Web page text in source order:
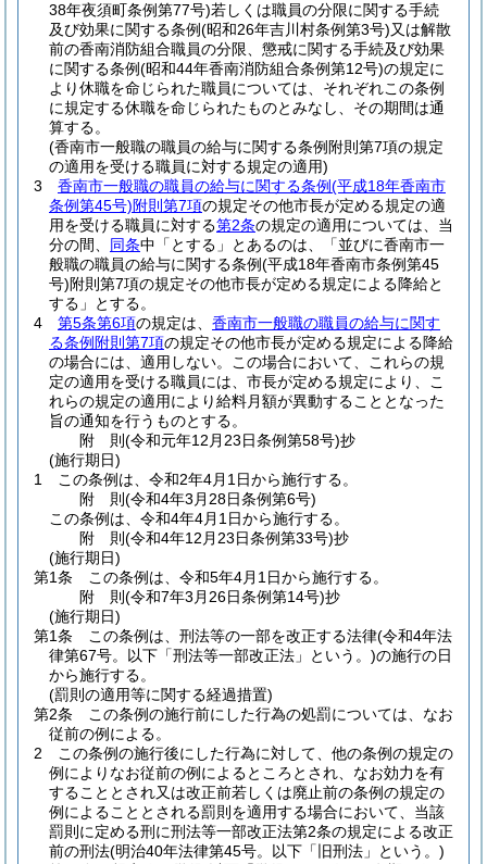
38年夜須町条例第77号)若しくは職員の分限に関する手続
及び効果に関する条例(昭和26年吉川村条例第3号)又は解散
前の香南消防組合職員の分限、懲戒に関する手続及び効果
に関する条例(昭和44年香南消防組合条例第12号)の規定に
より休職を命じられた職員については、それぞれこの条例
に規定する休職を命じられたものとみなし、その期間は通
算する。
(香南市一般職の職員の給与に関する条例附則第7項の規定
の適用を受ける職員に対する規定の適用)
3
香南市一般職の職員の給与に関する条例(平成18年香南市
条例第45号)附則第7項の規定その他市長が定める規定の適
用を受ける職員に対する第2条の規定の適用については、当
分の間、 同条中「とする」とあるのは、「並びに香南市一
般職の職員の給与に関する条例(平成18年香南市条例第45
号)附則第7項の規定その他市長が定める規定による降給と
する」とする。
4
第5条第6項の規定は、 香南市一般職の職員の給与に関す
る条例附則第7項の規定その他市長が定める規定による降給
の場合には、適用しない。
この場合において、これらの規
定の適用を受ける職員には、市長が定める規定により、こ
れらの規定の適用により給料月額が異動することとなった
旨の通知を行うものとする。
附 則(令和元年12月23日条例第58号)抄
(施行期日)
1
この条例は、令和2年4月1日から施行する。
附 則(令和4年3月28日条例第6号)
この条例は、令和4年4月1日から施行する。
附 則(令和4年12月23日条例第33号)抄
(施行期日)
第1条
この条例は、令和5年4月1日から施行する。
附 則(令和7年3月26日条例第14号)抄
(施行期日)
第1条
この条例は、刑法等の一部を改正する法律(令和4年法
律第67号。以下「刑法等一部改正法」という。)の施行の日
から施行する。
(罰則の適用等に関する経過措置)
第2条
この条例の施行前にした行為の処罰については、なお
従前の例による。
2
この条例の施行後にした行為に対して、他の条例の規定の
例によりなお従前の例によるところとされ、なお効力を有
することとされ又は改正前若しくは廃止前の条例の規定の
例によることとされる罰則を適用する場合において、当該
罰則に定める刑に刑法等一部改正法第2条の規定による改正
前の刑法(明治40年法律第45号。以下「旧刑法」という。)